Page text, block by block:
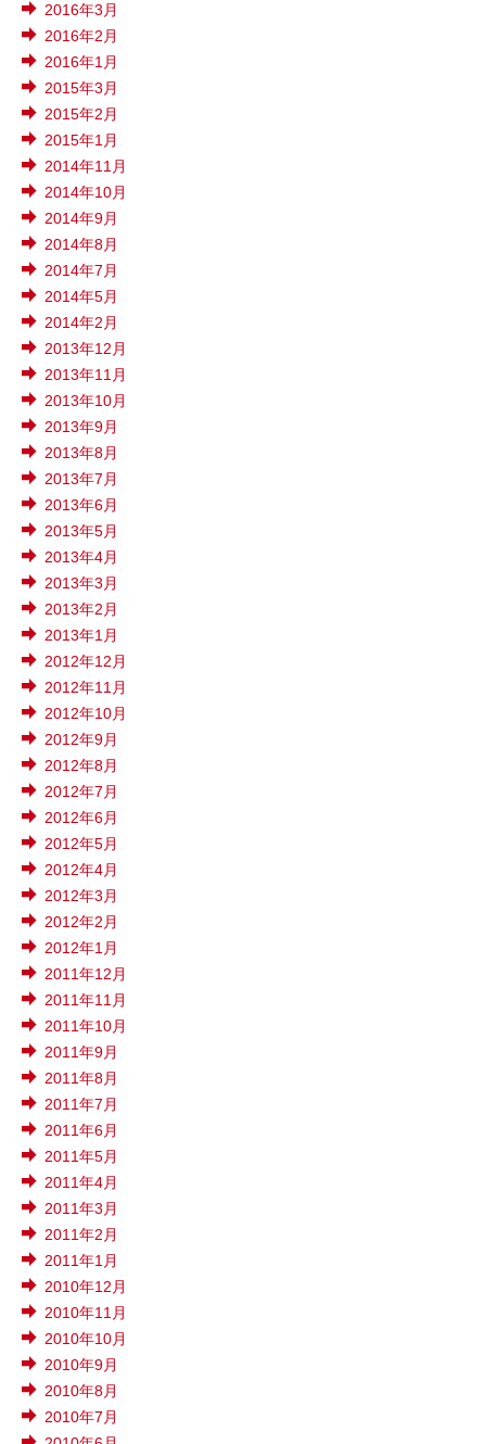
2016年3月
2016年2月
2016年1月
2015年3月
2015年2月
2015年1月
2014年11月
2014年10月
2014年9月
2014年8月
2014年7月
2014年5月
2014年2月
2013年12月
2013年11月
2013年10月
2013年9月
2013年8月
2013年7月
2013年6月
2013年5月
2013年4月
2013年3月
2013年2月
2013年1月
2012年12月
2012年11月
2012年10月
2012年9月
2012年8月
2012年7月
2012年6月
2012年5月
2012年4月
2012年3月
2012年2月
2012年1月
2011年12月
2011年11月
2011年10月
2011年9月
2011年8月
2011年7月
2011年6月
2011年5月
2011年4月
2011年3月
2011年2月
2011年1月
2010年12月
2010年11月
2010年10月
2010年9月
2010年8月
2010年7月